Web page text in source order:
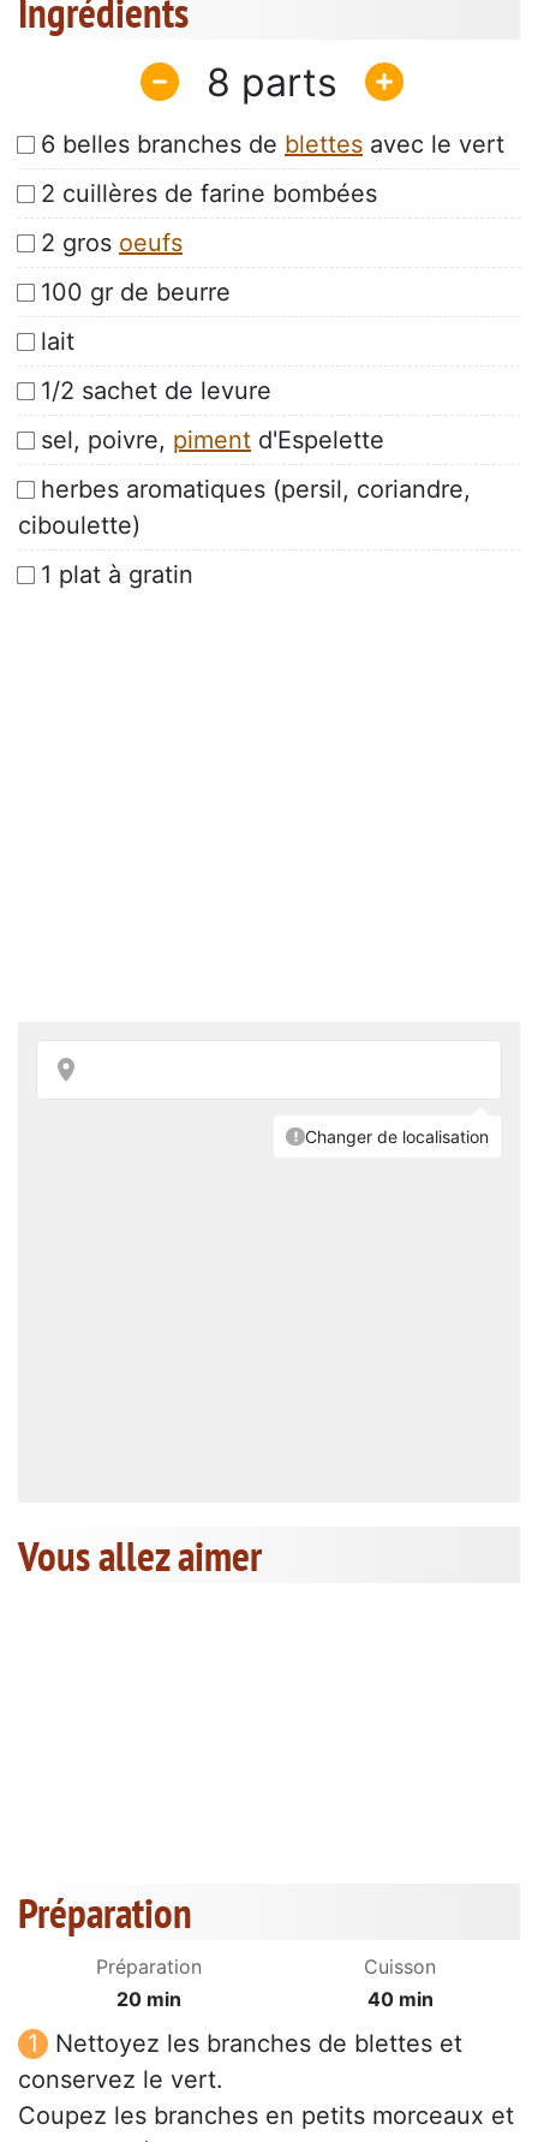
Ingrédients
8
6 belles branches de blettes avec le vert
2 cuillères de farine bombées
2 gros oeufs
100 gr de beurre
lait
1/2 sachet de levure
sel, poivre, piment d'Espelette
herbes aromatiques (persil, coriandre,
ciboulette)
1 plat à gratin
Vous allez aimer
Préparation
Préparation
20 min
Cuisson
40 min
Nettoyez les branches de blettes et
conservez le vert.
Coupez les branches en petits morceaux et